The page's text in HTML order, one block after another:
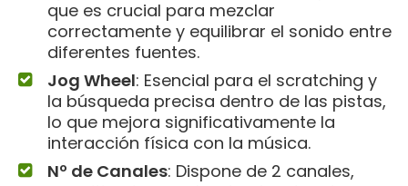
que es crucial para mezclar
correctamente y equilibrar el sonido entre
diferentes fuentes.
Jog Wheel: Esencial para el scratching y
la búsqueda precisa dentro de las pistas,
lo que mejora significativamente la
interacción física con la música.
Nº de Canales: Dispone de 2 canales,